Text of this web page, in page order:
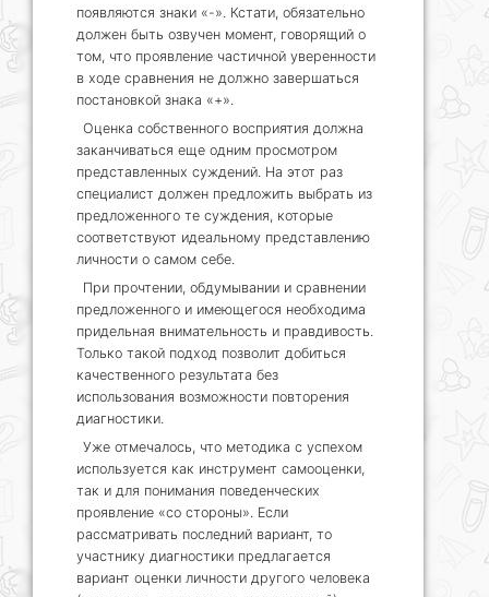
появляются знаки «-». Кстати, обязательно
должен быть озвучен момент, говорящий о
том, что проявление частичной уверенности
в ходе сравнения не должно завершаться
постановкой знака «+».
Оценка собственного восприятия должна
заканчиваться еще одним просмотром
представленных суждений. На этот раз
специалист должен предложить выбрать из
предложенного те суждения, которые
соответствуют идеальному представлению
личности о самом себе.
При прочтении, обдумывании и сравнении
предложенного и имеющегося необходима
придельная внимательность и правдивость.
Только такой подход позволит добиться
качественного результата без
использования возможности повторения
диагностики.
Уже отмечалось, что методика с успехом
используется как инструмент самооценки,
так и для понимания поведенческих
проявление «со стороны». Если
рассматривать последний вариант, то
участнику диагностики предлагается
вариант оценки личности другого человека